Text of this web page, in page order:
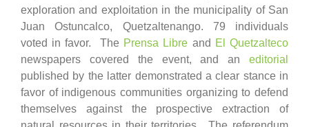
exploration and exploitation in the municipality of San
Juan Ostuncalco, Quetzaltenango. 79 individuals
voted in favor. The Prensa Libre and El Quetzalteco
newspapers covered the event, and an editorial
published by the latter demonstrated a clear stance in
favor of indigenous communities organizing to defend
themselves against the prospective extraction of